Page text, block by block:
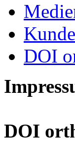
DOI
DOI